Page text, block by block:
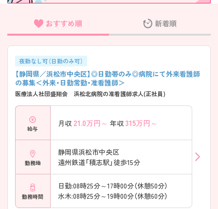
フリーワード検索
おすすめ順 新着順
夜勤なし可（日勤のみ可）
【静岡県／浜松市中央区】◎日勤帯のみ◎病院にて外来看護師
の募集＜外来・日勤常勤・准看護師＞
医療法人社団盛翔会 浜松北病院の准看護師求人(正社員)
給与
月収 21.0万円～ 年収 315万円～
勤務地
静岡県浜松市中央区
遠州鉄道「積志駅」徒歩15分
勤務時間
日勤:08時25分～17時00分（休憩50分）
水木:08時25分～19時00分（休憩60分）